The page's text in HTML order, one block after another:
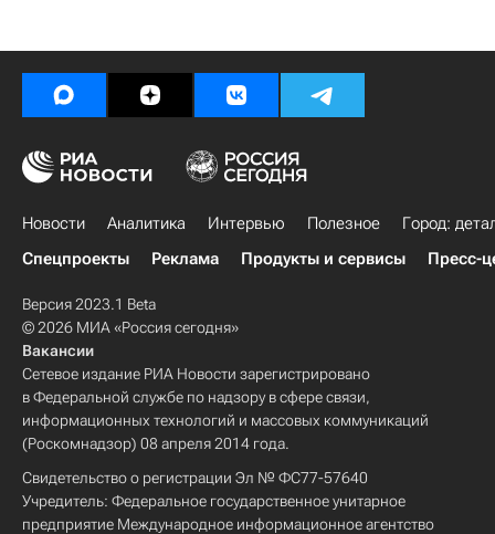
Новости Аналитика Интервью Полезное
Город:
Спецпроекты
Реклама Продукты и сервисы Пресс-
Версия 2023.1 Beta
© 2026 МИА «Россия сегодня»
Вакансии
Сетевое издание РИА Новости зарегистрировано
в Федеральной службе по надзору в сфере связи,
информационных технологий и массовых коммуникаций
(Роскомнадзор) 08 апреля 2014 года.
Свидетельство о регистрации Эл № ФС77-57640
Учредитель: Федеральное государственное унитарное
предприятие Международное информационное агентство